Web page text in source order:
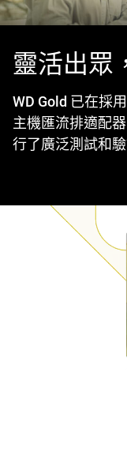
靈活出眾
WD Gold 已在採
主機匯流排適配
行了廣泛測試和驗